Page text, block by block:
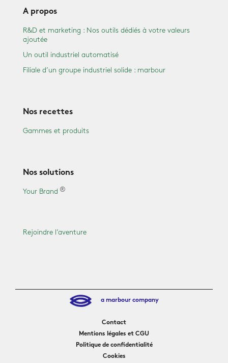
A propos
R&D et marketing : Nos outils dédiés à votre valeurs
ajoutée
Un outil industriel automatisé
Filiale d’un groupe industriel solide : marbour
Nos recettes
Gammes et produits
Nos solutions
Your Brand
Rejoindre l’aventure
a marbour company
Contact
Mentions légales et CGU
Politique de confidentialité
Cookies